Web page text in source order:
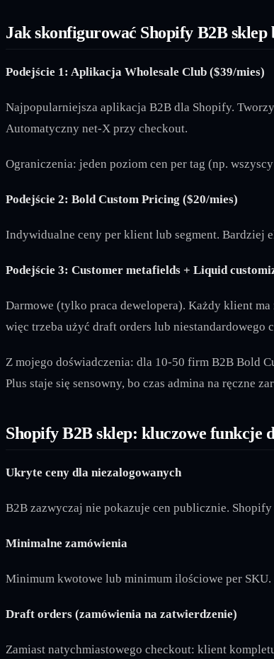
Jak skonfigurować Shopify B2B sklep
Podejście 1: Aplikacja Wholesale Club ($39/mies)
Najpopularniejsza aplikacja B2B dla Shopify.
Automatyczny net-X przy checkout.
Ograniczenia: jeden poziom cen per tag (np.
Podejście 2: Bold Custom Pricing ($20/mies)
Indywidualne ceny per klient lub segment. Bardziej
Podejście 3: Customer metafields + Liquid
Darmowe (tylko praca dewelopera). Każdy klient
więc trzeba użyć draft orders lub niestandardowego
Z mojego doświadczenia: dla 10-50 firm B2B Bold
Plus staje się sensowny, bo czas admina na ręczne
Shopify B2B sklep: kluczowe funkcje
Ukryte ceny dla niezalogowanych
B2B zazwyczaj nie pokazuje cen publicznie.
Minimalne zamówienia
Minimum kwotowe lub minimum ilościowe per
Draft orders (zamówienia na zatwierdzenie)
Zamiast natychmiastowego checkout: klient